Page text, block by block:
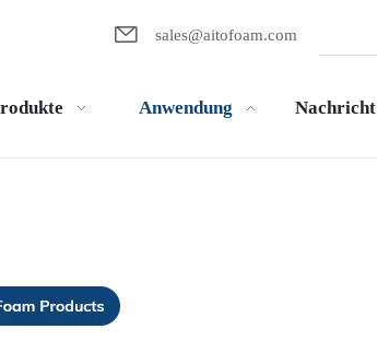
 sales@aitofoam.com
Anwendung Nachricht